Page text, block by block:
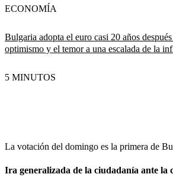
Bulgaria adopta el euro casi 20 años
optimismo y el temor a una escalada de la
ECONOMÍA
5 MINUTOS
La votación del domingo es la primera de
Ira generalizada de la ciudadanía ante la